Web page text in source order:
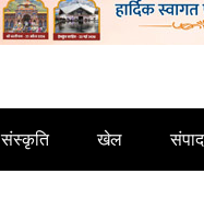
संस्कृति खेल